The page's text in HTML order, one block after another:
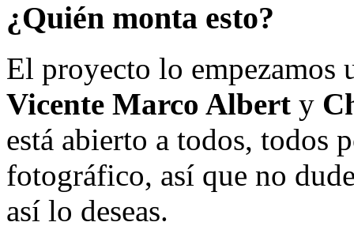
¿Quién monta esto?
El proyecto lo empezamos
Vicente Marco Albert y
está abierto a todos, todos
fotográfico, así que no
así lo deseas.